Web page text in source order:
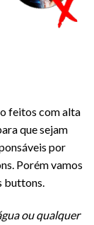
feitos com alta
que sejam
por
Porém vamos
buttons.
ou qualquer